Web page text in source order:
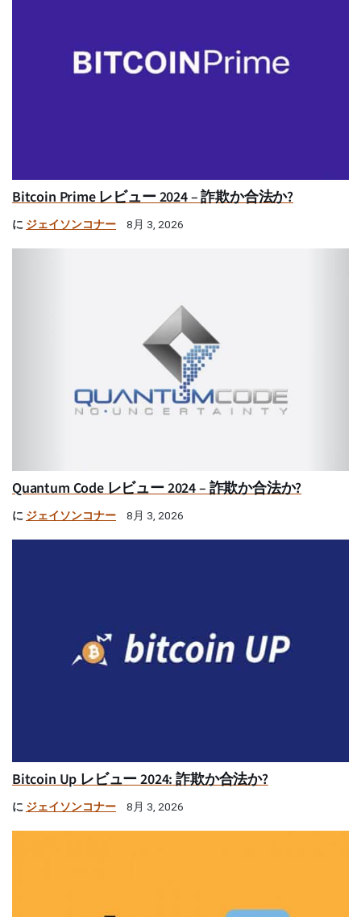
Bitcoin Prime レビュー 2024 – 詐欺か合法か?
に ジェイソンコナー 8月 3, 2026
Quantum Code レビュー 2024 – 詐欺か合法か?
に ジェイソンコナー 8月 3, 2026
Bitcoin Up レビュー 2024: 詐欺か合法か?
に ジェイソンコナー 8月 3, 2026